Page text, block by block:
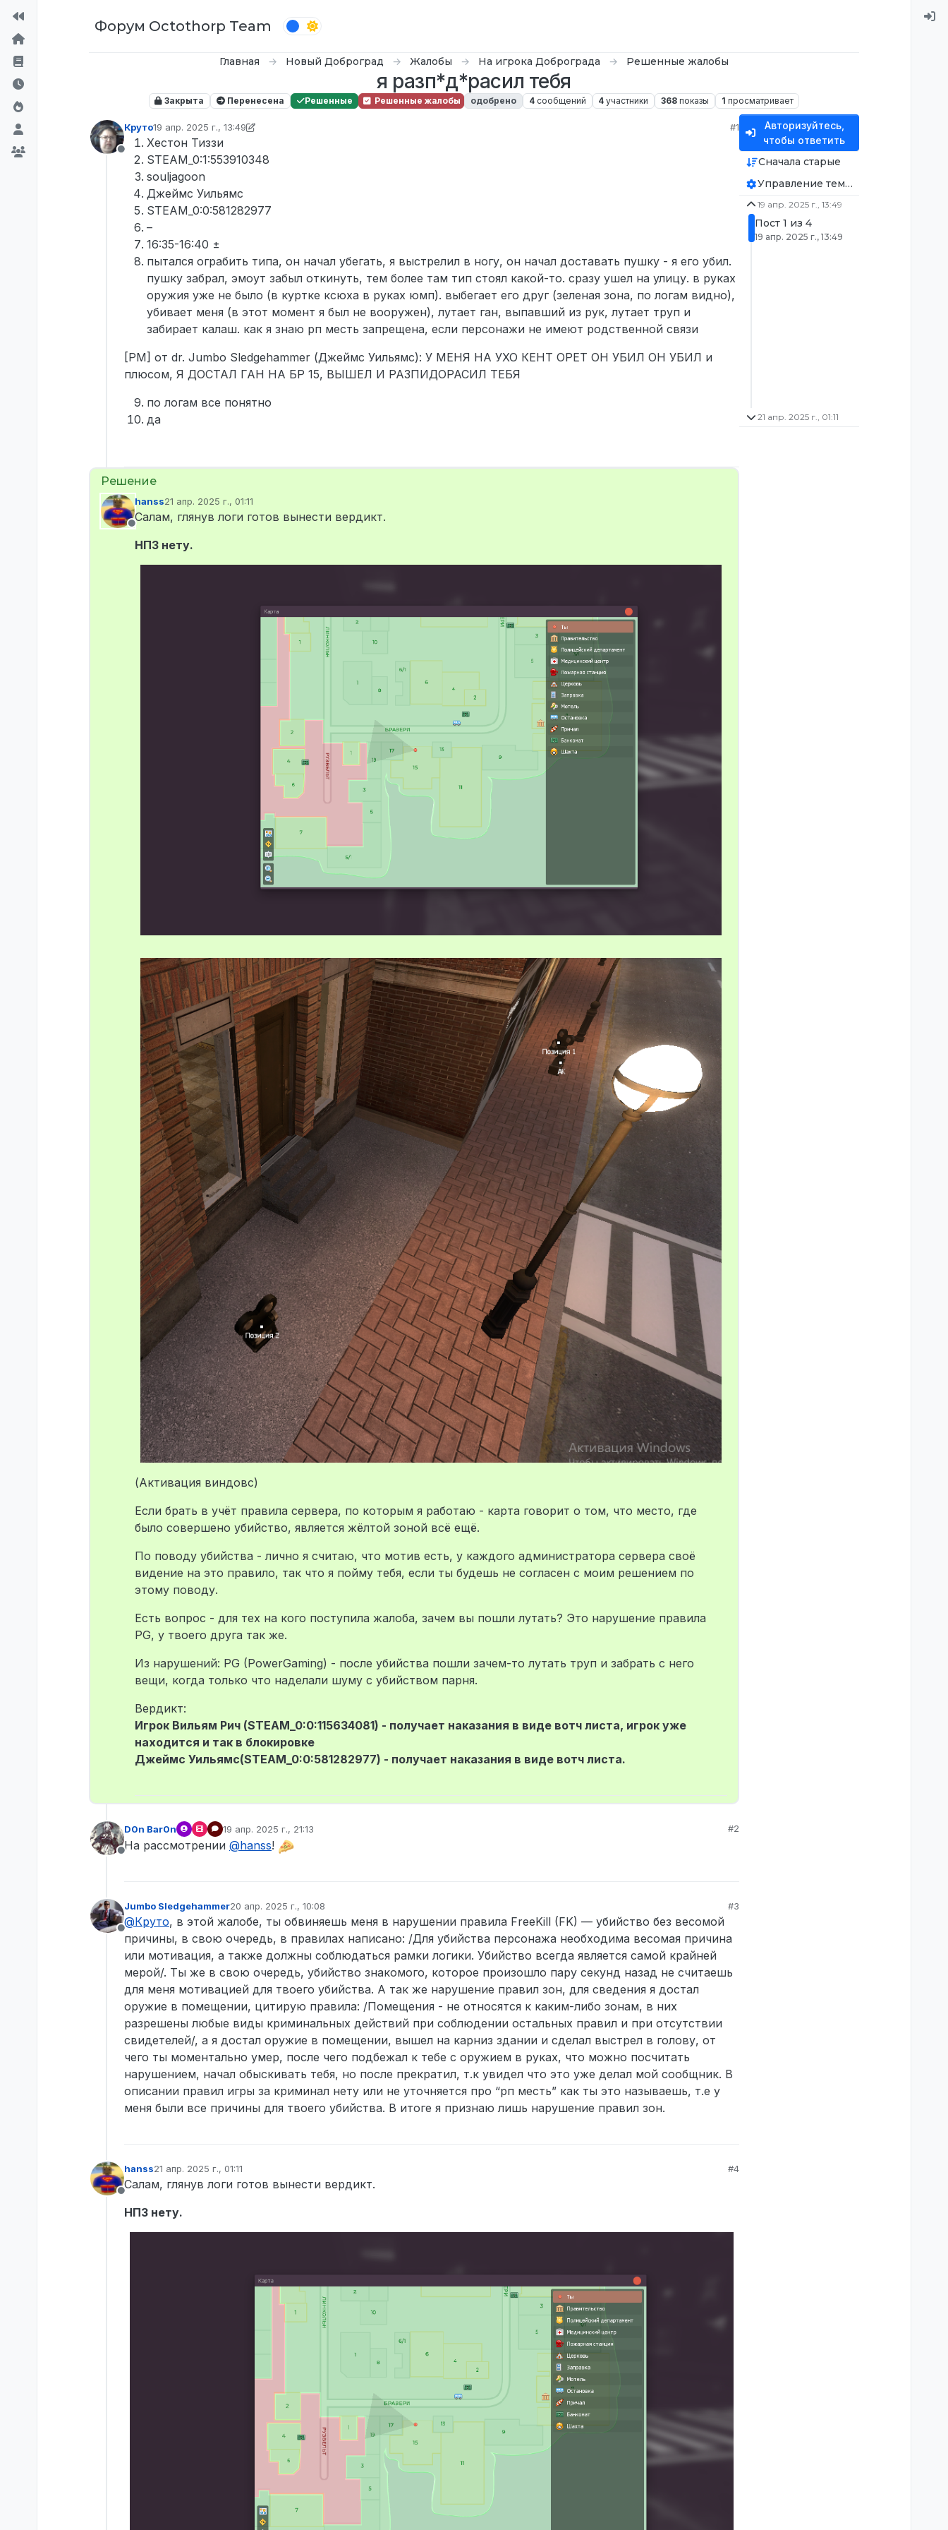
Форум Octothorp Team
Главная Новый Доброград Жалобы На игрока Доброграда Решенные жалобы
я разп*д*расил тебя
Закрыта Перенесена Решенные Решенные жалобы одобрено 4 сообщений 4 участники 368 показы 1 просматривает
Не в сети
Круто19 апр. 2025 г., 13:49
отредактировано D0n Bar0n
#1
Хестон Тиззи
STEAM_0:1:553910348
souljagoon
Джеймс Уильямс
STEAM_0:0:581282977
–
16:35-16:40 ±
пытался ограбить типа, он начал убегать, я выстрелил в ногу, он начал доставать пушку - я его убил.
пушку забрал, эмоут забыл откинуть, тем более там тип стоял какой-то. сразу ушел на улицу. в руках
оружия уже не было (в куртке ксюха в руках юмп). выбегает его друг (зеленая зона, по логам видно),
убивает меня (в этот момент я был не вооружен), лутает ган, выпавший из рук, лутает труп и
забирает калаш. как я знаю рп месть запрещена, если персонажи не имеют родственной связи
[PM] от dr. Jumbo Sledgehammer (Джеймс Уильямс): У МЕНЯ НА УХО КЕНТ ОРЕТ ОН УБИЛ ОН УБИЛ и
плюсом, Я ДОСТАЛ ГАН НА БР 15, ВЫШЕЛ И РАЗПИДОРАСИЛ ТЕБЯ
по логам все понятно
да
Не в сети
hanss21 апр. 2025 г., 01:11
отредактировано
Салам, глянув логи готов вынести вердикт.
НПЗ нету.
(Активация виндовс)
Если брать в учёт правила сервера, по которым я работаю - карта говорит о том, что место, где
было совершено убийство, является жёлтой зоной всё ещё.
По поводу убийства - лично я считаю, что мотив есть, у каждого администратора сервера своё
видение на это правило, так что я пойму тебя, если ты будешь не согласен с моим решением по
этому поводу.
Есть вопрос - для тех на кого поступила жалоба, зачем вы пошли лутать? Это нарушение правила
PG, у твоего друга так же.
Из нарушений: PG (PowerGaming) - после убийства пошли зачем-то лутать труп и забрать с него
вещи, когда только что наделали шуму с убийством парня.
Вердикт:
Игрок Вильям Рич (STEAM_0:0:115634081) - получает наказания в виде вотч листа, игрок уже
находится и так в блокировке
Джеймс Уильямс(STEAM_0:0:581282977) - получает наказания в виде вотч листа.
Не в сети
D0n Bar0n 19 апр. 2025 г., 21:13
отредактировано
#2
На рассмотрении @hanss!
Не в сети
Jumbo Sledgehammer20 апр. 2025 г., 10:08
отредактировано
#3
@Круто, в этой жалобе, ты обвиняешь меня в нарушении правила FreeKill (FK) — убийство без весомой
причины, в свою очередь, в правилах написано: /Для убийства персонажа необходима весомая причина
или мотивация, а также должны соблюдаться рамки логики. Убийство всегда является самой крайней
мерой/. Ты же в свою очередь, убийство знакомого, которое произошло пару секунд назад не считаешь
для меня мотивацией для твоего убийства. А так же нарушение правил зон, для сведения я достал
оружие в помещении, цитирую правила: /Помещения - не относятся к каким-либо зонам, в них
разрешены любые виды криминальных действий при соблюдении остальных правил и при отсутствии
свидетелей/, а я достал оружие в помещении, вышел на карниз здании и сделал выстрел в голову, от
чего ты моментально умер, после чего подбежал к тебе с оружием в руках, что можно посчитать
нарушением, начал обыскивать тебя, но после прекратил, т.к увидел что это уже делал мой сообщник. В
описании правил игры за криминал нету или не уточняется про “рп месть” как ты это называешь, т.е у
меня были все причины для твоего убийства. В итоге я признаю лишь нарушение правил зон.
Не в сети
hanss21 апр. 2025 г., 01:11
отредактировано
#4
Салам, глянув логи готов вынести вердикт.
НПЗ нету.
Авторизуйтесь,
чтобы ответить
Сначала старые
Управление темой
19 апр. 2025 г., 13:49
Пост 1 из 4
19 апр. 2025 г., 13:49
21 апр. 2025 г., 01:11